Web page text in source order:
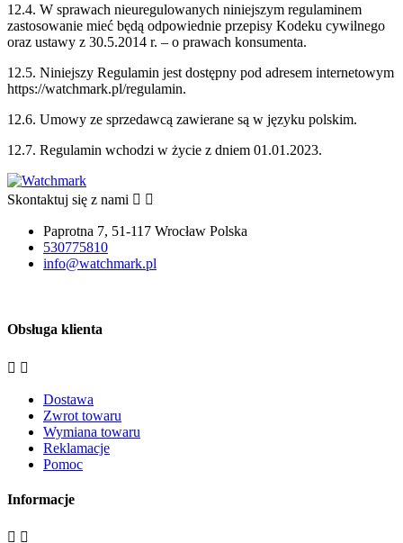
12.4. W sprawach nieuregulowanych niniejszym regulaminem
zastosowanie mieć będą odpowiednie przepisy Kodeku cywilnego
oraz ustawy z 30.5.2014 r. – o prawach konsumenta.
12.5. Niniejszy Regulamin jest dostępny pod adresem internetowym
https://watchmark.pl/regulamin.
12.6. Umowy ze sprzedawcą zawierane są w języku polskim.
12.7. Regulamin wchodzi w życie z dniem 01.01.2023.
Skontaktuj się z nami  
Paprotna 7, 51-117 Wrocław Polska
530775810
info@watchmark.pl
Obsługa klienta
 
Dostawa
Zwrot towaru
Wymiana towaru
Reklamacje
Pomoc
Informacje
 